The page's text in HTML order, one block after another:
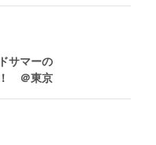
サマーの
！ ＠東京